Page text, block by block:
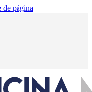
de página